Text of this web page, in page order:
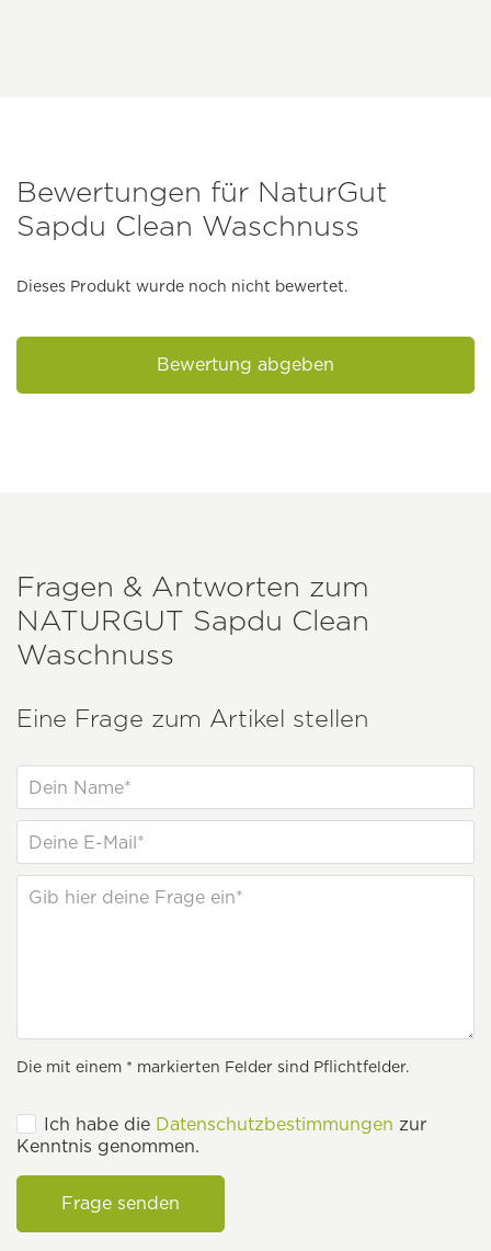
Bewertungen für NaturGut
Sapdu Clean Waschnuss
Dieses Produkt wurde noch nicht bewertet.
Bewertung abgeben
Fragen & Antworten zum
NATURGUT Sapdu Clean
Waschnuss
Eine Frage zum Artikel stellen
Die mit einem * markierten Felder sind Pflichtfelder.
Ich habe die Datenschutzbestimmungen zur
Kenntnis genommen.
Frage senden